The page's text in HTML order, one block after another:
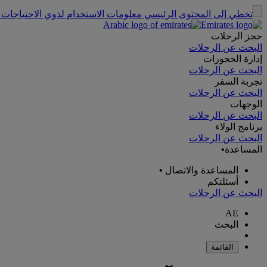
تخطي إلى المحتوى الرئيسي معلومات الاستخدام لذوي
حجز الرحلات
البحث عن الرحلات
إدارة الحجوزات
البحث عن الرحلات
تجربة السفر
البحث عن الرحلات
الوجهات
البحث عن الرحلات
برنامج الولاء
البحث عن الرحلات
المساعدة•
المساعدة والاتصال •
أسئلتكم
البحث عن الرحلات
AE
البحث
القائمة